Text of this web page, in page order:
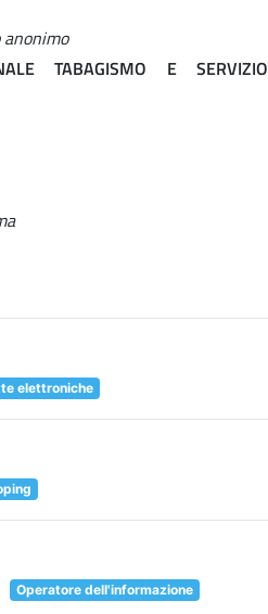
TABAGISMO E SERVIZIO
elettroniche
Operatore dell'informazione